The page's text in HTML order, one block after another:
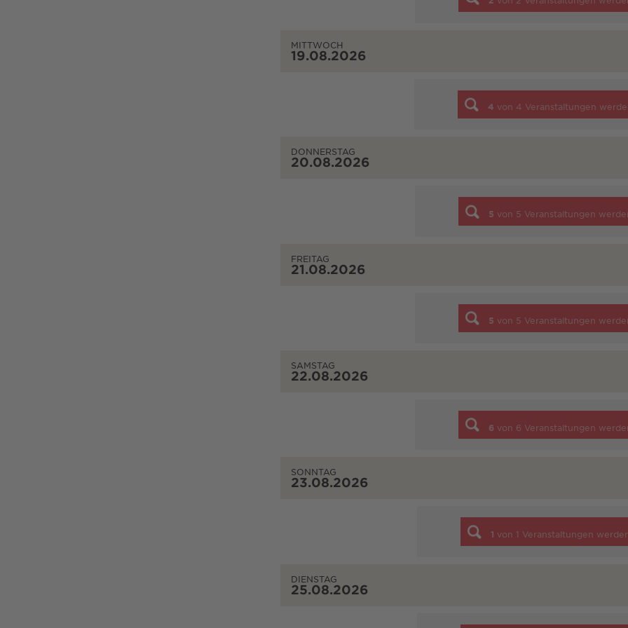
MITTWOCH
19.08.2026
4 von 4 Veranstaltungen
DONNERSTAG
20.08.2026
5 von 5 Veranstaltungen
FREITAG
21.08.2026
5 von 5 Veranstaltungen
SAMSTAG
22.08.2026
6 von 6 Veranstaltungen
SONNTAG
23.08.2026
1 von 1 Veranstaltungen
DIENSTAG
25.08.2026